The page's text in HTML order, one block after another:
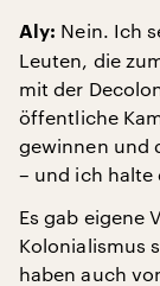
Aly: Nein. Ich
Leuten, die
mit der
öffentliche
gewinnen und
– und ich halte
Es gab eigene
Kolonialismus
haben auch